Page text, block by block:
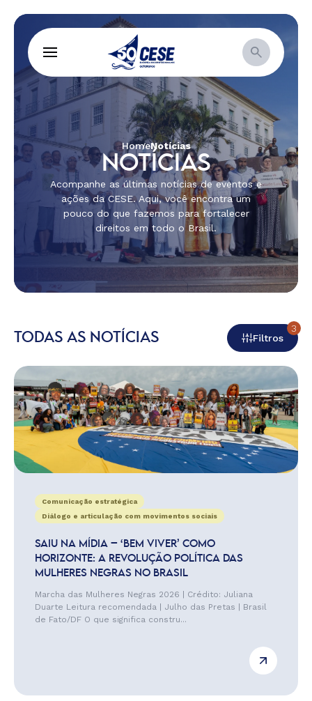
HomeNotícias
NOTÍCIAS
Acompanhe as últimas notícias de eventos e
ações da CESE. Aqui, você encontra um
pouco do que fazemos para fortalecer
direitos em todo o Brasil.
TODAS AS NOTÍCIAS Filtros
3
Comunicação estratégica
Diálogo e articulação com movimentos sociais
SAIU NA MÍDIA – ‘BEM VIVER’ COMO
HORIZONTE: A REVOLUÇÃO POLÍTICA DAS
MULHERES NEGRAS NO BRASIL
Marcha das Mulheres Negras 2026 | Crédito: Juliana
Duarte Leitura recomendada | Julho das Pretas | Brasil
de Fato/DF O que significa constru...